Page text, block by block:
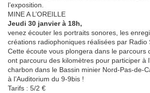
l’exposition.
MINE A L’OREILLE
Jeudi 30 janvier à 18h,
venez écouter les portraits sonores, les
créations radiophoniques réalisées par Radio
Cette écoute vous plongera dans le parcours
ont parcouru des kilomètres pour participer à
charbon dans le Bassin minier Nord-Pas-de-
à l’Auditorium du 9-9bis !
Tarifs : 5/2 €